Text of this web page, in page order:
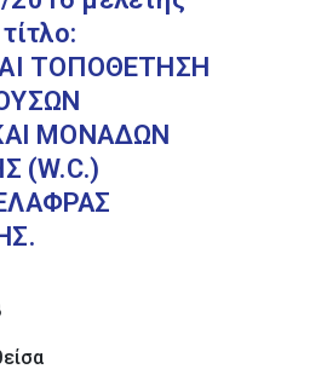
ΤΟΠΟΘΕΤΗΣΗ
ΜΟΝΑΔΩΝ
(W.C.)